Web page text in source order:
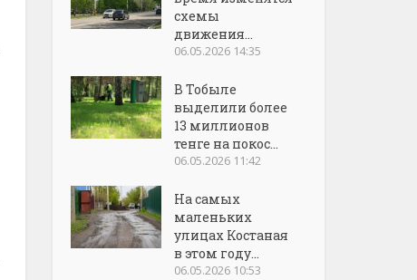
схемы
движения...
06.05.2026 14:35
В Тобыле
выделили более
13 миллионов
тенге на покос...
06.05.2026 11:42
На самых
маленьких
улицах Костаная
в этом году...
06.05.2026 10:53